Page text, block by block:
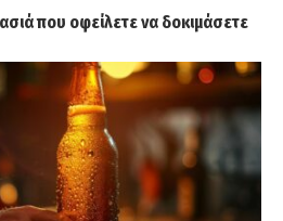
που οφείλετε να δοκιμάσετε